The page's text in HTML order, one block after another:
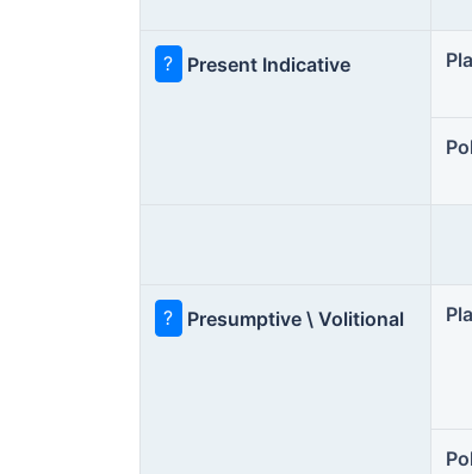
? Present Indicative
? Presumptive \ Volitional